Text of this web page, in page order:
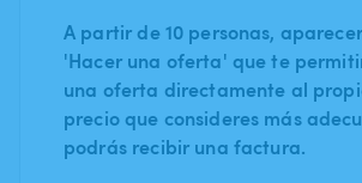
A partir de 10 personas,
'Hacer una oferta' que te
una oferta directamente al
precio que consideres más
podrás recibir una factura.